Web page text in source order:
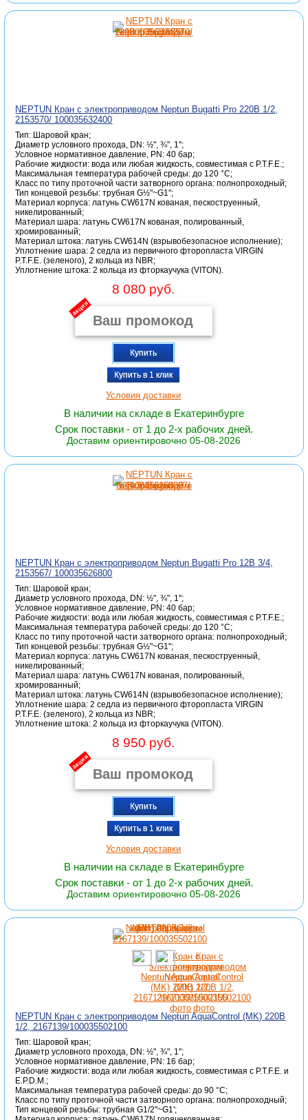
NEPTUN Кран с электроприводом Neptun Bugatti Pro 220В 1/2,
2153570/ 100035632400
Тип: Шаровой кран;
Диаметр условного прохода, DN: ½", ¾", 1";
Условное нормативное давление, PN: 40 бар;
Рабочие жидкости: вода или любая жидкость, совместимая с P.T.F.E.;
Максимальная температура рабочей среды: до 120 °C;
Класс по типу проточной части затворного органа: полнопроходный;
Тип концевой резьбы: трубная G½"~G1";
Материал корпуса: латунь CW617N кованая, пескоструенный,
никелированный;
Материал шара: латунь CW617N кованая, полированный,
хромированный;
Материал штока: латунь CW614N (взрывобезопасное исполнение);
Уплотнение шара: 2 седла из первичного фторопласта VIRGIN
P.T.F.E. (зеленого), 2 кольца из NBR;
Уплотнение штока: 2 кольца из фторкаучука (VITON).
8 080 руб.
акция
Купить
Купить в 1 клик
Условия доставки
В наличии на складе в Екатеринбурге
Срок поставки - от 1 до 2-х рабочих дней.
Доставим ориентировочно 05-08-2026
NEPTUN Кран с электроприводом Neptun Bugatti Pro 12В 3/4,
2153567/ 100035626800
Тип: Шаровой кран;
Диаметр условного прохода, DN: ½", ¾", 1";
Условное нормативное давление, PN: 40 бар;
Рабочие жидкости: вода или любая жидкость, совместимая с P.T.F.E.;
Максимальная температура рабочей среды: до 120 °C;
Класс по типу проточной части затворного органа: полнопроходный;
Тип концевой резьбы: трубная G½"~G1";
Материал корпуса: латунь CW617N кованая, пескоструенный,
никелированный;
Материал шара: латунь CW617N кованая, полированный,
хромированный;
Материал штока: латунь CW614N (взрывобезопасное исполнение);
Уплотнение шара: 2 седла из первичного фторопласта VIRGIN
P.T.F.E. (зеленого), 2 кольца из NBR;
Уплотнение штока: 2 кольца из фторкаучука (VITON).
8 950 руб.
акция
Купить
Купить в 1 клик
Условия доставки
В наличии на складе в Екатеринбурге
Срок поставки - от 1 до 2-х рабочих дней.
Доставим ориентировочно 05-08-2026
NEPTUN Кран с электроприводом Neptun AquaСontrol (MK) 220В
1/2, 2167139/100035502100
Тип: Шаровой кран;
Диаметр условного прохода, DN: ½", ¾", 1";
Условное нормативное давление, PN: 16 бар;
Рабочие жидкости: вода или любая жидкость, совместимая с P.T.F.E. и
E.P.D.M.;
Максимальная температура рабочей среды: до 90 °C;
Класс по типу проточной части затворного органа: полнопроходный;
Тип концевой резьбы: трубная G1/2"~G1';